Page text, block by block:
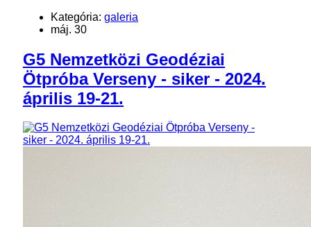
Kategória: galeria
máj. 30
G5 Nemzetközi Geodéziai
Ötpróba Verseny - siker - 2024.
április 19-21.